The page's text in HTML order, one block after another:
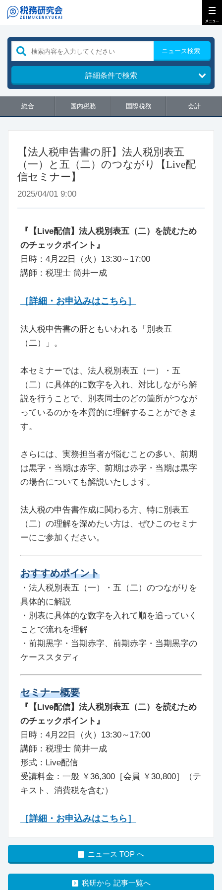
ニュース検索
詳細条件で検索
総合 国内税務 国際税務 会計
【法人税申告書の肝】法人税別表五
（一）と五（二）のつながり【Live配
信セミナー】
2025/04/01 9:00
『【Live配信】法人税別表五（二）を読むため
のチェックポイント』
日時：4月22日（火）13:30～17:00
講師：税理士 筒井一成
［詳細・お申込みはこちら］
法人税申告書の肝ともいわれる「別表五
（二）」。
本セミナーでは、法人税別表五（一）・五
（二）に具体的に数字を入れ、対比しながら解
説を行うことで、別表同士のどの箇所がつなが
っているのかを本質的に理解することができま
す。
さらには、実務担当者が悩むことの多い、前期
は黒字・当期は赤字、前期は赤字・当期は黒字
の場合についても解説いたします。
法人税の申告書作成に関わる方、特に別表五
（二）の理解を深めたい方は、ぜひこのセミナ
ーにご参加ください。
おすすめポイント
・法人税別表五（一）・五（二）のつながりを
具体的に解説
・別表に具体的な数字を入れて順を追っていく
ことで流れを理解
・前期黒字・当期赤字、前期赤字・当期黒字の
ケーススタディ
セミナー概要
『【Live配信】法人税別表五（二）を読むため
のチェックポイント』
日時：4月22日（火）13:30～17:00
講師：税理士 筒井一成
形式：Live配信
受講料金：一般 ￥36,300［会員 ￥30,800］（テ
キスト、消費税を含む）
［詳細・お申込みはこちら］
ニュース TOP へ
税研から 記事一覧へ